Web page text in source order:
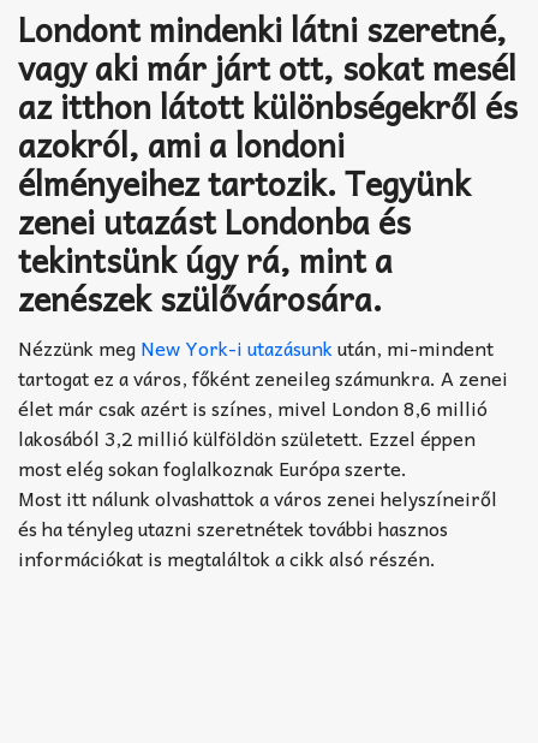
TABok
Improvizáció
Londont mindenki látni szeretné,
vagy aki már járt ott, sokat mesél
az itthon látott különbségekről és
azokról, ami a londoni
élményeihez tartozik. Tegyünk
zenei utazást Londonba és
tekintsünk úgy rá, mint a
zenészek szülővárosára.
Nézzünk megNew York-i utazásunkután, mi-mindent
tartogat ez a város, főként zeneileg számunkra. A zenei
élet már csak azért is színes, mivel London 8,6 millió
lakosából 3,2 millió külföldön született. Ezzel éppen
most elég sokan foglalkoznak Európa szerte.
Most itt nálunk olvashattok a város zenei helyszíneiről
és ha tényleg utazni szeretnétek további hasznos
információkat is megtaláltok a cikk alsó részén.